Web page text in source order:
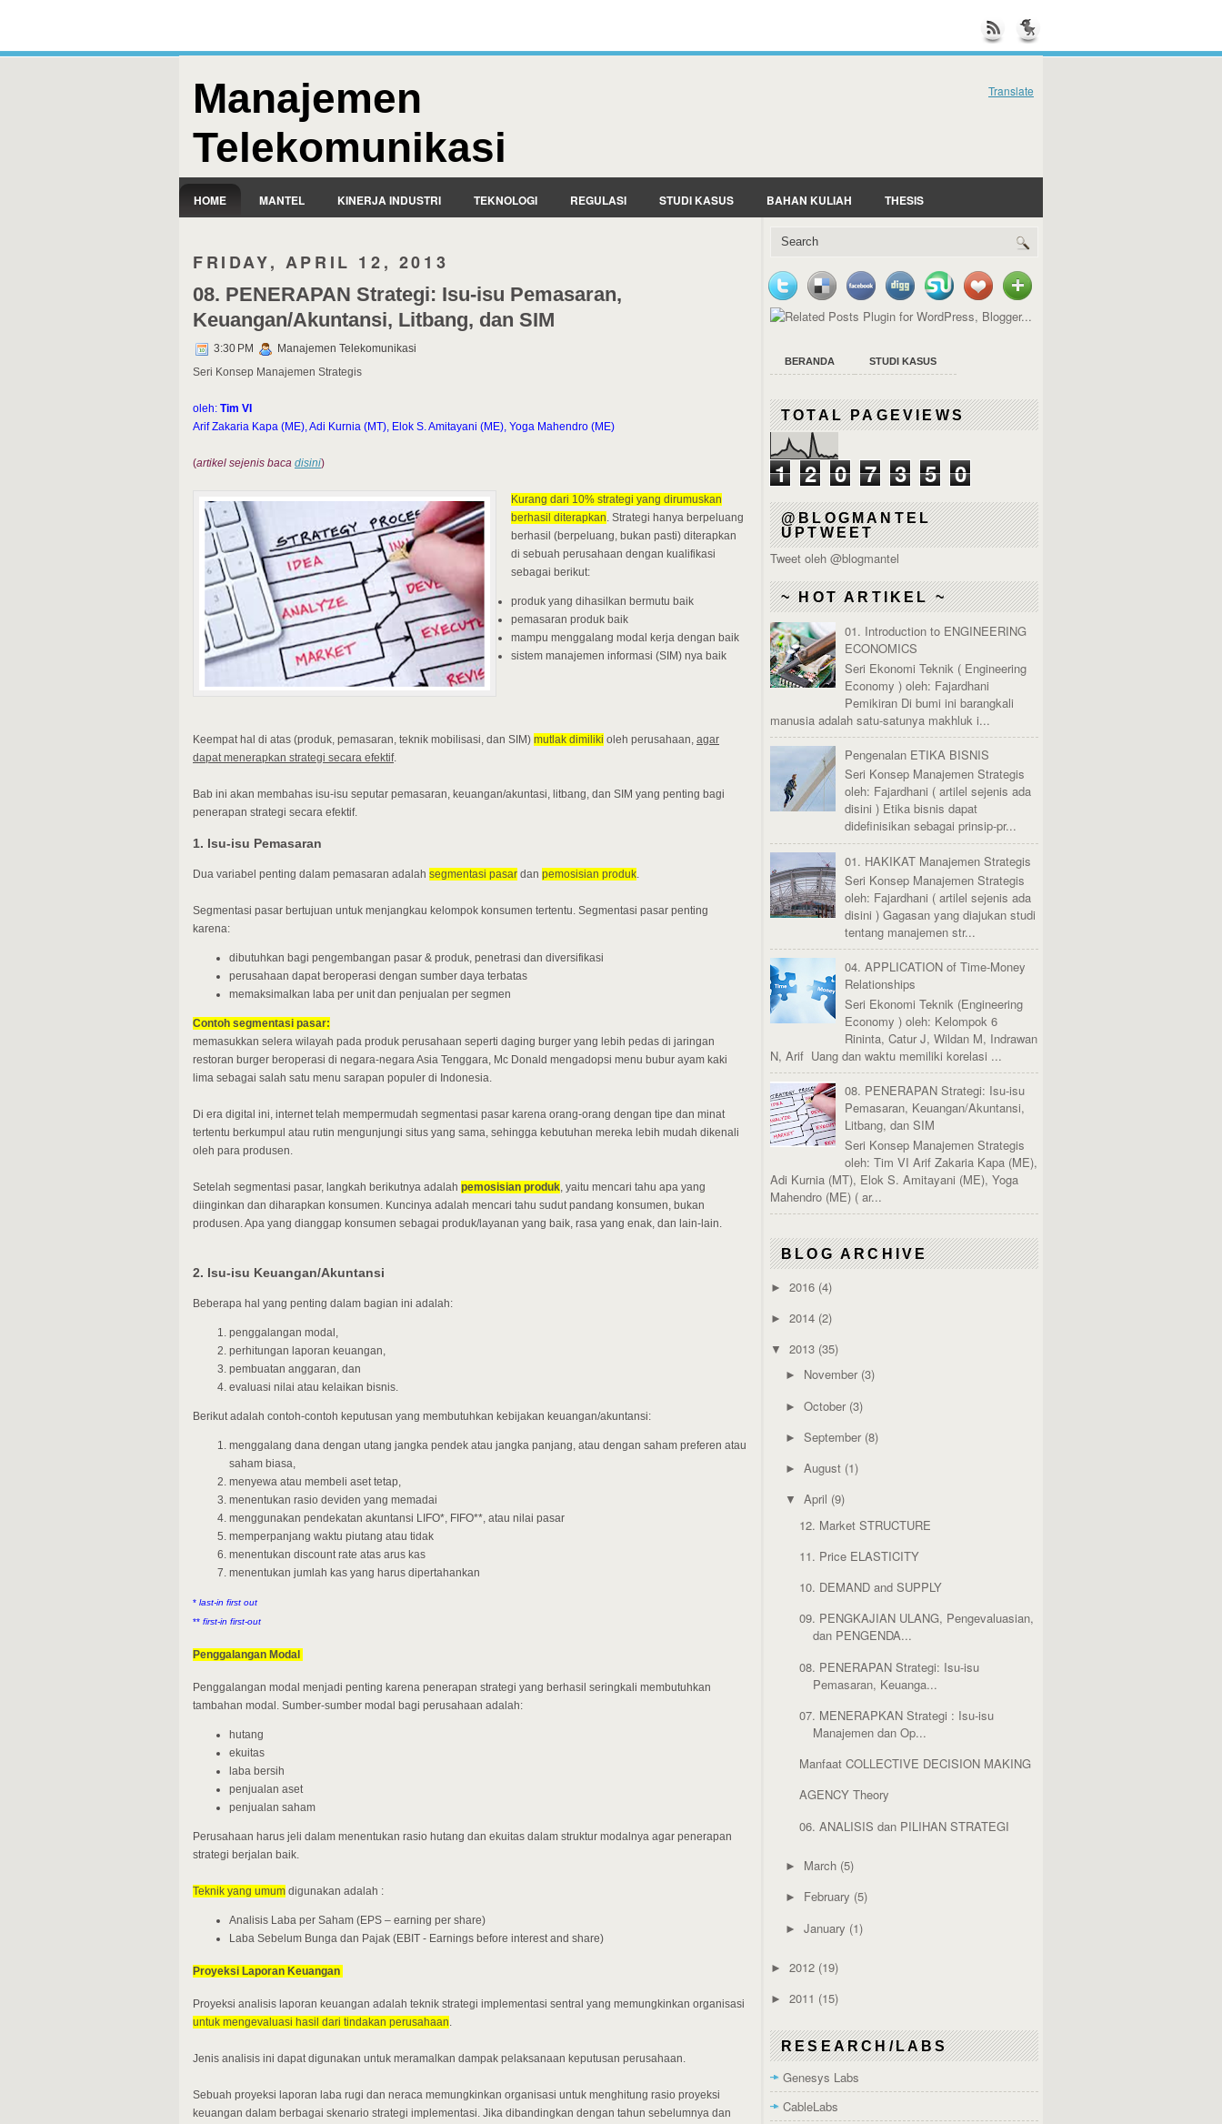
Manajemen
Telekomunikasi
Translate
HOME MANTEL KINERJA INDUSTRI TEKNOLOGI REGULASI STUDI KASUS BAHAN KULIAH THESIS
FRIDAY, APRIL 12, 2013
08. PENERAPAN Strategi: Isu-isu Pemasaran,
Keuangan/Akuntansi, Litbang, dan SIM
3:30 PM
Manajemen Telekomunikasi
Seri Konsep Manajemen Strategis
oleh: Tim VI
Arif Zakaria Kapa (ME), Adi Kurnia (MT), Elok S. Amitayani (ME), Yoga Mahendro (ME)
(artikel sejenis baca disini)
Kurang dari 10% strategi yang dirumuskan
berhasil diterapkan. Strategi hanya berpeluang
berhasil (berpeluang, bukan pasti) diterapkan
di sebuah perusahaan dengan kualifikasi
sebagai berikut:
produk yang dihasilkan bermutu baik
pemasaran produk baik
mampu menggalang modal kerja dengan baik
sistem manajemen informasi (SIM) nya baik
Keempat hal di atas (produk, pemasaran, teknik mobilisasi, dan SIM) mutlak dimiliki oleh perusahaan, agar
dapat menerapkan strategi secara efektif.
Bab ini akan membahas isu-isu seputar pemasaran, keuangan/akuntasi, litbang, dan SIM yang penting bagi
penerapan strategi secara efektif.
1. Isu-isu Pemasaran
Dua variabel penting dalam pemasaran adalah segmentasi pasar dan pemosisian produk.
Segmentasi pasar bertujuan untuk menjangkau kelompok konsumen tertentu. Segmentasi pasar penting
karena:
dibutuhkan bagi pengembangan pasar & produk, penetrasi dan diversifikasi
perusahaan dapat beroperasi dengan sumber daya terbatas
memaksimalkan laba per unit dan penjualan per segmen
Contoh segmentasi pasar:
memasukkan selera wilayah pada produk perusahaan seperti daging burger yang lebih pedas di jaringan
restoran burger beroperasi di negara-negara Asia Tenggara, Mc Donald mengadopsi menu bubur ayam kaki
lima sebagai salah satu menu sarapan populer di Indonesia.
Di era digital ini, internet telah mempermudah segmentasi pasar karena orang-orang dengan tipe dan minat
tertentu berkumpul atau rutin mengunjungi situs yang sama, sehingga kebutuhan mereka lebih mudah dikenali
oleh para produsen.
Setelah segmentasi pasar, langkah berikutnya adalah pemosisian produk, yaitu mencari tahu apa yang
diinginkan dan diharapkan konsumen. Kuncinya adalah mencari tahu sudut pandang konsumen, bukan
produsen. Apa yang dianggap konsumen sebagai produk/layanan yang baik, rasa yang enak, dan lain-lain.
2. Isu-isu Keuangan/Akuntansi
Beberapa hal yang penting dalam bagian ini adalah:
penggalangan modal,
perhitungan laporan keuangan,
pembuatan anggaran, dan
evaluasi nilai atau kelaikan bisnis.
Berikut adalah contoh-contoh keputusan yang membutuhkan kebijakan keuangan/akuntansi:
menggalang dana dengan utang jangka pendek atau jangka panjang, atau dengan saham preferen atau
saham biasa,
menyewa atau membeli aset tetap,
menentukan rasio deviden yang memadai
menggunakan pendekatan akuntansi LIFO*, FIFO**, atau nilai pasar
memperpanjang waktu piutang atau tidak
menentukan discount rate atas arus kas
menentukan jumlah kas yang harus dipertahankan
* last-in first out
** first-in first-out
Penggalangan Modal
Penggalangan modal menjadi penting karena penerapan strategi yang berhasil seringkali membutuhkan
tambahan modal. Sumber-sumber modal bagi perusahaan adalah:
hutang
ekuitas
laba bersih
penjualan aset
penjualan saham
Perusahaan harus jeli dalam menentukan rasio hutang dan ekuitas dalam struktur modalnya agar penerapan
strategi berjalan baik.
Teknik yang umum digunakan adalah :
Analisis Laba per Saham (EPS – earning per share)
Laba Sebelum Bunga dan Pajak (EBIT - Earnings before interest and share)
Proyeksi Laporan Keuangan
Proyeksi analisis laporan keuangan adalah teknik strategi implementasi sentral yang memungkinkan organisasi
untuk mengevaluasi hasil dari tindakan perusahaan.
Jenis analisis ini dapat digunakan untuk meramalkan dampak pelaksanaan keputusan perusahaan.
Sebuah proyeksi laporan laba rugi dan neraca memungkinkan organisasi untuk menghitung rasio proyeksi
keuangan dalam berbagai skenario strategi implementasi. Jika dibandingkan dengan tahun sebelumnya dan
BERANDA STUDI KASUS
TOTAL PAGEVIEWS
1 2 0 7 3 5 0
@BLOGMANTEL
UPTWEET
Tweet oleh @blogmantel
~ HOT ARTIKEL ~
01. Introduction to ENGINEERING
ECONOMICS
Seri Ekonomi Teknik ( Engineering
Economy ) oleh: Fajardhani
Pemikiran Di bumi ini barangkali
manusia adalah satu-satunya makhluk i...
Pengenalan ETIKA BISNIS
Seri Konsep Manajemen Strategis
oleh: Fajardhani ( artilel sejenis ada
disini ) Etika bisnis dapat
didefinisikan sebagai prinsip-pr...
01. HAKIKAT Manajemen Strategis
Seri Konsep Manajemen Strategis
oleh: Fajardhani ( artilel sejenis ada
disini ) Gagasan yang diajukan studi
tentang manajemen str...
04. APPLICATION of Time-Money
Relationships
Seri Ekonomi Teknik (Engineering
Economy ) oleh: Kelompok 6
Rininta, Catur J, Wildan M, Indrawan
N, Arif Uang dan waktu memiliki korelasi ...
08. PENERAPAN Strategi: Isu-isu
Pemasaran, Keuangan/Akuntansi,
Litbang, dan SIM
Seri Konsep Manajemen Strategis
oleh: Tim VI Arif Zakaria Kapa (ME),
Adi Kurnia (MT), Elok S. Amitayani (ME), Yoga
Mahendro (ME) ( ar...
BLOG ARCHIVE
► 2016 (4)
► 2014 (2)
▼ 2013 (35)
► November (3)
► October (3)
► September (8)
► August (1)
▼ April (9)
12. Market STRUCTURE
11. Price ELASTICITY
10. DEMAND and SUPPLY
09. PENGKAJIAN ULANG, Pengevaluasian,
dan PENGENDA...
08. PENERAPAN Strategi: Isu-isu
Pemasaran, Keuanga...
07. MENERAPKAN Strategi : Isu-isu
Manajemen dan Op...
Manfaat COLLECTIVE DECISION MAKING
AGENCY Theory
06. ANALISIS dan PILIHAN STRATEGI
► March (5)
► February (5)
► January (1)
► 2012 (19)
► 2011 (15)
RESEARCH/LABS
Genesys Labs
CableLabs